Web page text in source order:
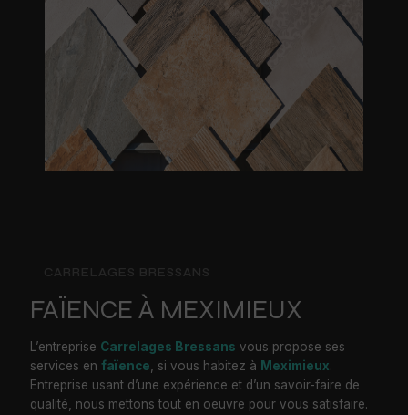
CARRELAGES BRESSANS
FAÏENCE À MEXIMIEUX
L’entreprise Carrelages Bressans vous propose ses
services en faïence , si vous habitez à Meximieux.
Entreprise usant d’une expérience et d’un savoir-faire de
qualité, nous mettons tout en oeuvre pour vous satisfaire.